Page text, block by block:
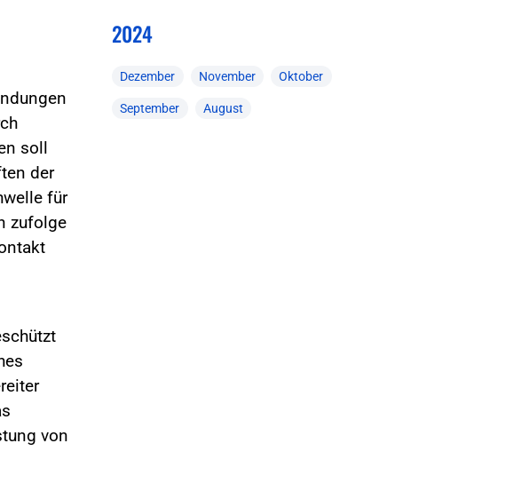
soll
der
für
zufolge
von
2024
Dezember November Oktober
September August